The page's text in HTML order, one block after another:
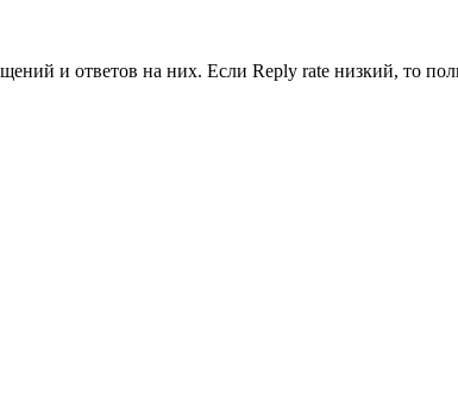
и ответов на них. Если Reply rate низкий, то